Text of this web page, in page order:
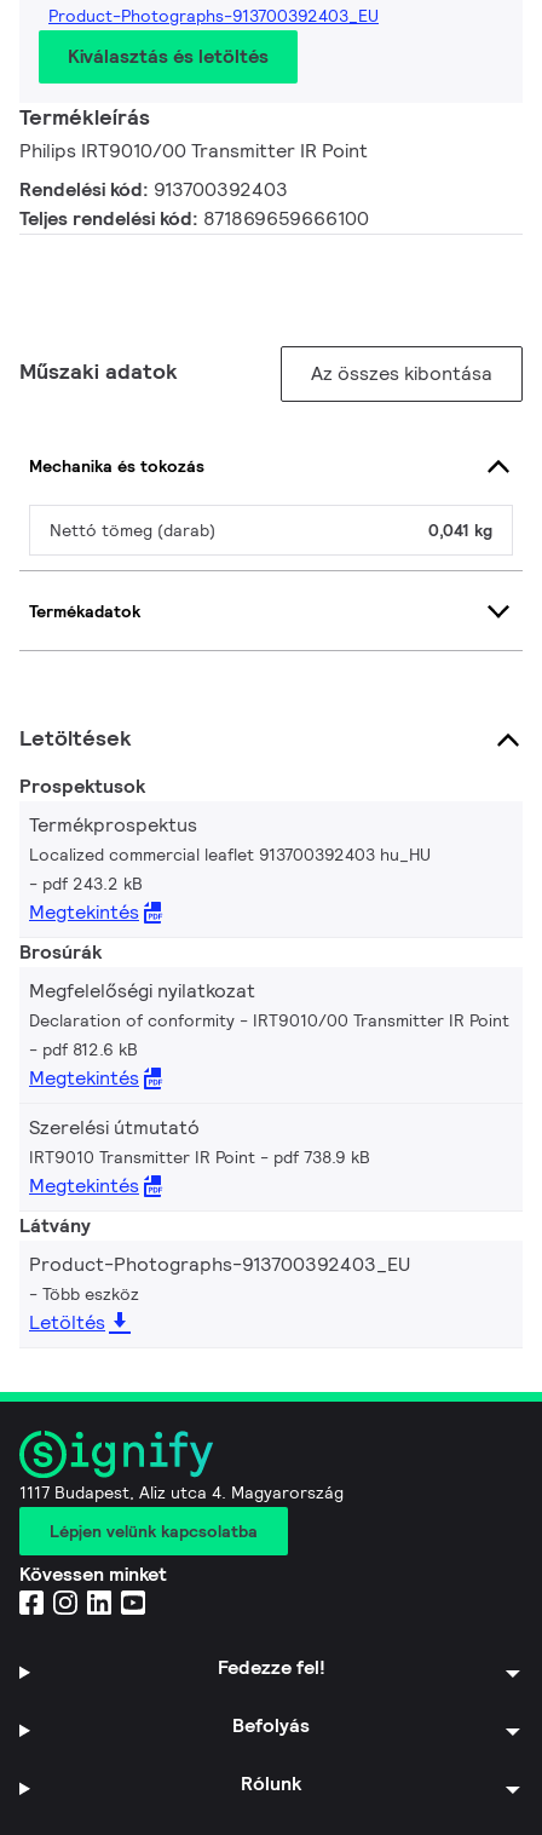
Product-Photographs-913700392403_EU
Kiválasztás és letöltés
Termékleírás
Philips IRT9010/00 Transmitter IR Point
Rendelési kód: 913700392403
Teljes rendelési kód: 871869659666100
Műszaki adatok Az összes kibontása
Mechanika és tokozás
Nettó tömeg (darab) 0,041 kg
Termékadatok
Letöltések
Prospektusok
Termékprospektus
Localized commercial leaflet 913700392403 hu_HU
pdf 243.2 kB
Megtekintés
Brosúrák
Megfelelőségi nyilatkozat
Declaration of conformity - IRT9010/00 Transmitter IR Point
pdf 812.6 kB
Megtekintés
Szerelési útmutató
IRT9010 Transmitter IR Point pdf 738.9 kB
Megtekintés
Látvány
Product-Photographs-913700392403_EU
Több eszköz
Letöltés
1117 Budapest, Aliz utca 4. Magyarország
Lépjen velünk kapcsolatba
Kövessen minket
Fedezze fel!
Befolyás
Rólunk